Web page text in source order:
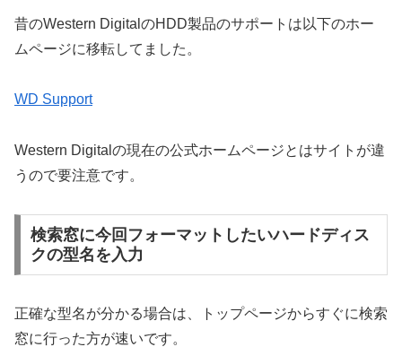
昔のWestern DigitalのHDD製品のサポートは以下のホー
ムページに移転してました。
WD Support
Western Digitalの現在の公式ホームページとはサイトが違
うので要注意です。
検索窓に今回フォーマットしたいハードディス
クの型名を入力
正確な型名が分かる場合は、トップページからすぐに検索
窓に行った方が速いです。